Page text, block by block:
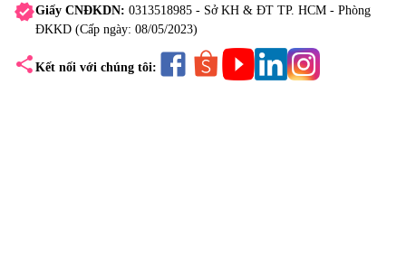
verifiedGiấy CNĐKDN: 0313518985 - Sở KH & ĐT TP. HCM - Phòng
ĐKKD (Cấp ngày: 08/05/2023)
share Kết nối với chúng tôi: